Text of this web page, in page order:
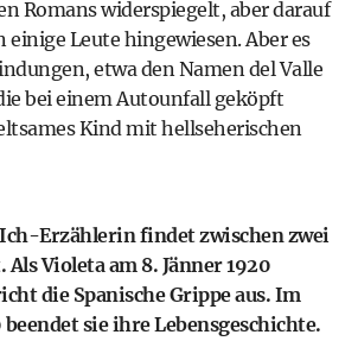
Romans widerspiegelt, aber darauf
einige Leute hingewiesen. Aber es
etwa den Namen del Valle
bei einem Autounfall geköpft
Kind mit hellseherischen
Erzählerin findet zwischen zwei
Violeta am 8. Jänner 1920
die Spanische Grippe aus. Im
sie ihre Lebensgeschichte.